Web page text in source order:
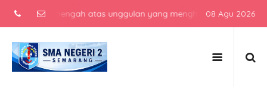
menengah atas unggulan yang menghasilkan lulusan
08 Agu 2026